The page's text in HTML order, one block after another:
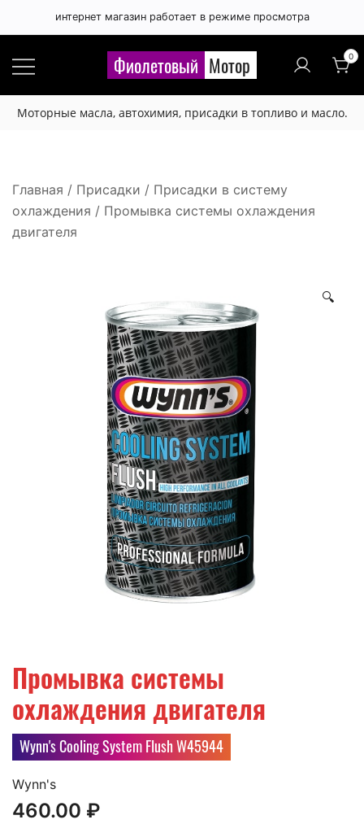
интернет магазин работает в режиме просмотра
Фиолетовый Мотор 0
Моторные масла, автохимия, присадки в топливо и масло.
Главная / Присадки / Присадки в систему
охлаждения / Промывка системы охлаждения
двигателя
🔍
Промывка системы
охлаждения двигателя
Wynn's Cooling System Flush W45944
Правила публикации отзывов ×
этот товар.
Отзыв не публикуется если:
- набран латинскими буквами,
- содержит большое количество лексических,
орфографических и других ошибок,
- отзыв рекламного характера (номера
телефонов, адреса, ссылки на другие сайты),
- любой другой посторонний текст.
Публикация отзыва происходит только после
их предварительной проверки.
Администрация сайта оставляют за собой право
не публиковать отзывы, которые не
удовлетворяют перечисленным выше
требованиям, а также оставляют за собой право
Wynn's
460.00 ₽